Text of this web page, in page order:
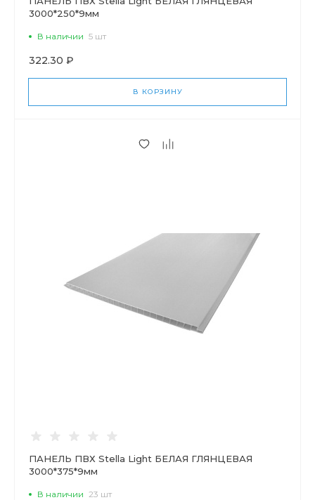
3000*250*9мм
В наличии 5 шт
322.30 ₽
В КОРЗИНУ
ПАНЕЛЬ ПВХ Stella Light БЕЛАЯ ГЛЯНЦЕВАЯ
3000*375*9мм
В наличии 23 шт